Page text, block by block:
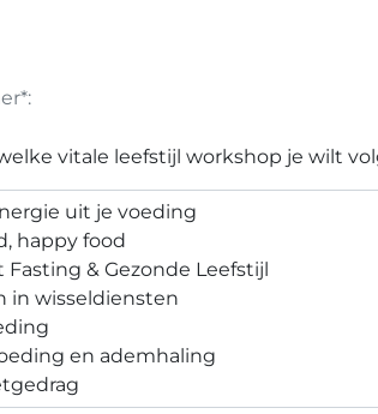
vitale leefstijl workshop je wilt
uit je voeding
happy food
& Gezonde Leefstijl
in wisseldiensten
en ademhaling